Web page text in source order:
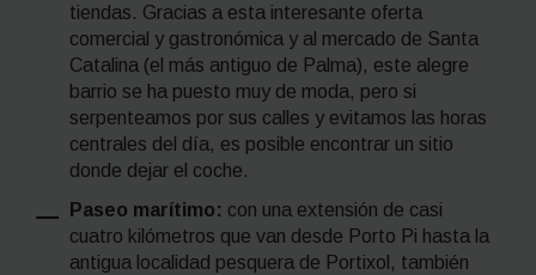
tiendas. Gracias a esta interesante oferta
comercial y gastronómica y al mercado de Santa
Catalina (el más antiguo de Palma), este alegre
barrio se ha puesto muy de moda, pero si
serpenteamos por sus calles y evitamos las horas
centrales del día, es posible encontrar un sitio
donde dejar el coche.
Paseo marítimo: con una extensión de casi
cuatro kilómetros que van desde Porto Pi hasta la
antigua localidad pesquera de Portixol, también